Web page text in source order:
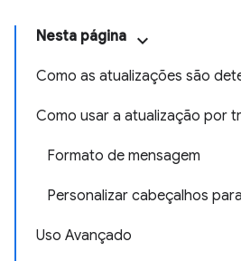
Nesta página
Como as atualizações são
Como usar a atualização por
Formato de mensagem
Personalizar cabeçalhos
Uso Avançado